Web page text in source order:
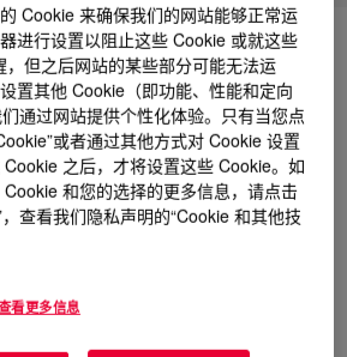
Cookie 来确保我们的网站能够正常运
进行设置以阻止这些 Cookie 或就这些
但之后网站的某些部分可能无法运
置其他 Cookie（即功能、性能和定向
通过网站提供个性化体验。只有当您点
或者通过其他方式对 Cookie 设置
之后，才将设置这些 Cookie。如
和您的选择的更多信息，请点击
查看我们隐私声明的“Cookie 和其他技
看更多信息